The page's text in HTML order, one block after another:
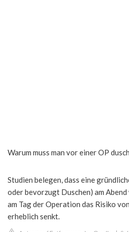
Warum muss man vor einer OP
Studien belegen, dass eine
oder bevorzugt Duschen) am
am Tag der Operation das Risiko
erheblich senkt.